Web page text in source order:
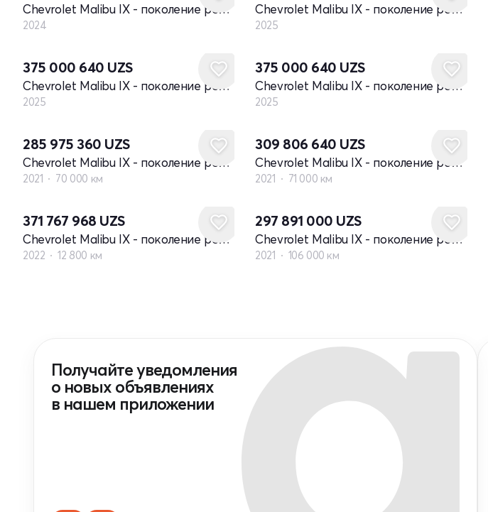
Chevrolet Malibu IX - поколение рестайлинг
2024
Chevrolet Malibu IX - поколение рестайлинг
2025
375 000 640 UZS
Chevrolet Malibu IX - поколение рестайлинг
2025
375 000 640 UZS
Chevrolet Malibu IX - поколение рестайлинг
2025
285 975 360 UZS
Chevrolet Malibu IX - поколение рестайлинг
2021 70 000 км
309 806 640 UZS
Chevrolet Malibu IX - поколение рестайлинг
2021 71 000 км
371 767 968 UZS
Chevrolet Malibu IX - поколение рестайлинг
2022 12 800 км
297 891 000 UZS
Chevrolet Malibu IX - поколение рестайлинг
2021 106 000 км
Получайте уведомления
о новых объявлениях
в нашем приложении